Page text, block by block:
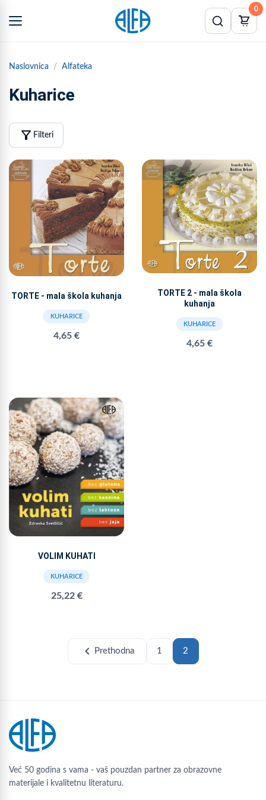
0
Naslovnica Alfateka
Kuharice
filter_alt Filteri
TORTE - mala škola kuhanja
KUHARICE
4,65 €
TORTE 2 - mala škola
kuhanja
KUHARICE
4,65 €
VOLIM KUHATI
KUHARICE
25,22 €
chevron_left Prethodna 1 2
Već 50 godina s vama - vaš pouzdan partner za obrazovne
materijale i kvalitetnu literaturu.